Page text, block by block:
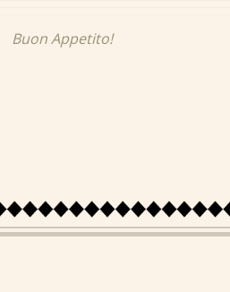
Buon Appetito!